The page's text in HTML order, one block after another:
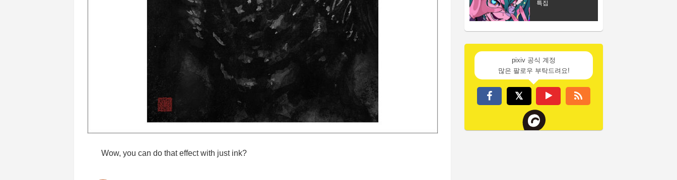
Wow, you can do that effect with just ink?
특집
pixiv 공식 계정
많은 팔로우 부탁드려요!